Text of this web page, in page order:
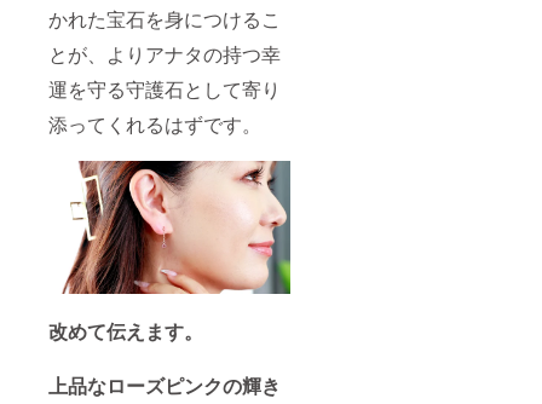
かれた宝石を身につけるこ
とが、よりアナタの持つ幸
運を守る守護石として寄り
添ってくれるはずです。
改めて伝えます。
上品なローズピンクの輝き